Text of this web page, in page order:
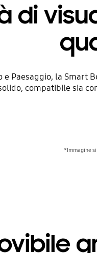
di
Paesaggio, la Smart
compatibile sia
*Immagine